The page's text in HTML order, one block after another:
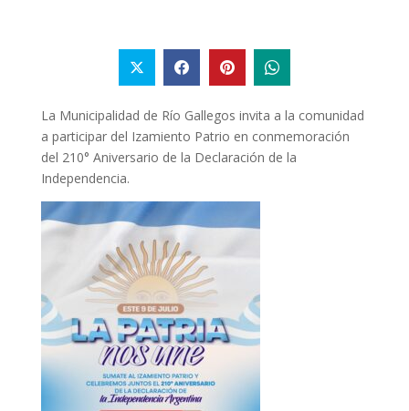
La Municipalidad de Río Gallegos invita a la comunidad
a participar del Izamiento Patrio en conmemoración
del 210° Aniversario de la Declaración de la
Independencia.